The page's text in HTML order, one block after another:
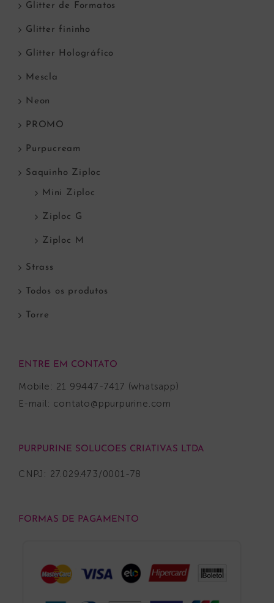
Glitter de Formatos
Glitter fininho
Glitter Holográfico
Mescla
Neon
PROMO
Purpucream
Saquinho Ziploc
Mini Ziploc
Ziploc G
Ziploc M
Strass
Todos os produtos
Torre
ENTRE EM CONTATO
Mobile: 21 99447-7417 (whatsapp)
E-mail: contato@ppurpurine.com
PURPURINE SOLUCOES CRIATIVAS LTDA
CNPJ: 27.029.473/0001-78
FORMAS DE PAGAMENTO